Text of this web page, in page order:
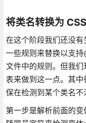
将类名转换为 CSS
在这个阶段我们还没
一些规则来替换以支
文件中的规则。但我
表来做到这一点。其
保在检测到某个类名不
第一步是解析前面的